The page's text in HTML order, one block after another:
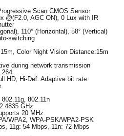
Scan CMOS Sensor
@(F2.0, AGC ON), 0 Lux with IR
110° (Horizontal), 58° (Vertical)
switching
Color Night Vision Distance:15m
during network transmission
HD, Hi-Def. Adaptive bit rate
802.11g, 802.11n
GHz
20 MHz
WPA2, WPA-PSK/WPA2-PSK
11g: 54 Mbps, 11n: 72 Mbps